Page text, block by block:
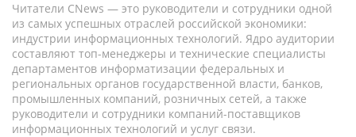
Читатели CNews — это руководители и сотрудники одной
из самых успешных отраслей российской экономики:
индустрии информационных технологий. Ядро аудитории
составляют топ-менеджеры и технические специалисты
департаментов информатизации федеральных и
региональных органов государственной власти, банков,
промышленных компаний, розничных сетей, а также
руководители и сотрудники компаний-поставщиков
информационных технологий и услуг связи.